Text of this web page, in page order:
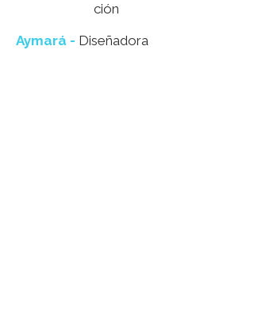
ción
Aymará - Diseñadora